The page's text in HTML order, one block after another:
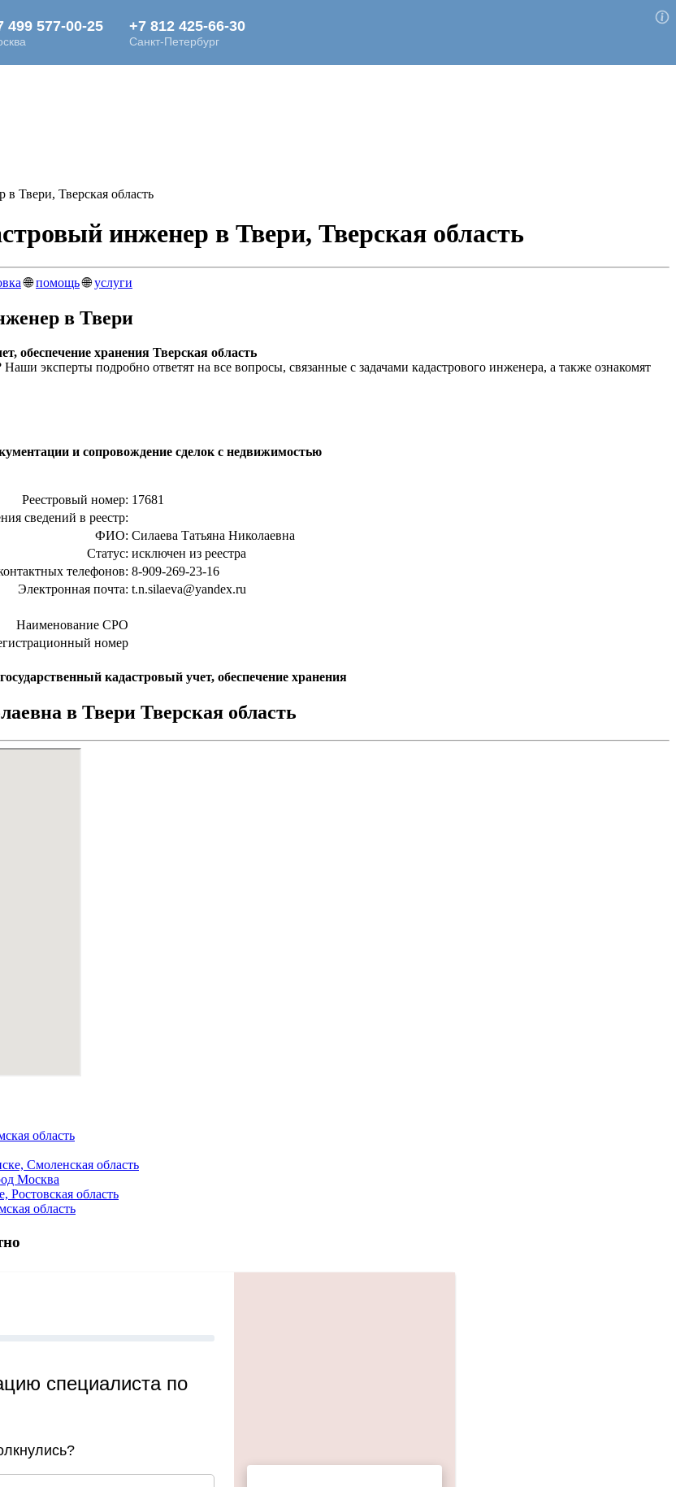
Твери, Тверская область
инженер в Твери, Тверская область
🌐помощь🌐услуги
в Твери
обеспечение хранения Тверская область
эксперты подробно ответят на все вопросы, связанные с задачами кадастрового инженера, а также ознакомят
и сопровождение сделок с недвижимостью
Реестровый номер: 17681
сведений в реестр:
ФИО: Силаева Татьяна Николаевна
Статус: исключен из реестра
телефонов: 8-909-269-23-16
Электронная почта: t.n.silaeva@yandex.ru
Наименование СРО
номер
кадастровый учет, обеспечение хранения
в Твери Тверская область
область
Смоленская область
Москва
область
область